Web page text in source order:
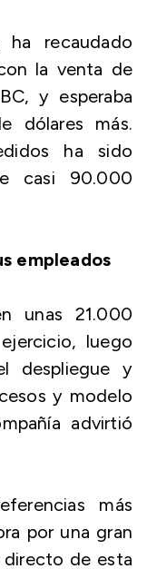
recaudado
la venta de
y esperaba
dólares más.
ha sido
casi 90.000
empleados
unas 21.000
luego
despliegue y
y modelo
advirtió
más
por una gran
de esta